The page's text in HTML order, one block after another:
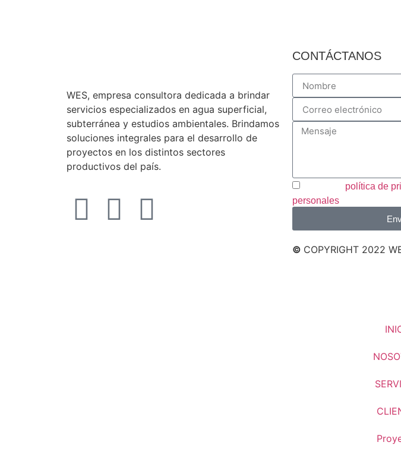
WES, empresa consultora dedicada a brindar
servicios especializados en agua superficial,
subterránea y estudios ambientales. Brindamos
soluciones integrales para el desarrollo de
proyectos en los distintos sectores
productivos del país.
CONTÁCTANOS
política de
personales
© COPYRIGHT 2022